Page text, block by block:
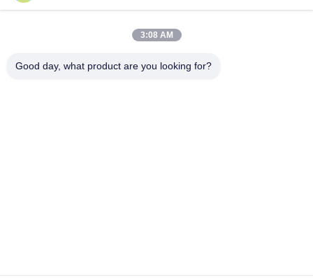
Unsere Adresse
3:08 AM
Good day, what product are you looking for?